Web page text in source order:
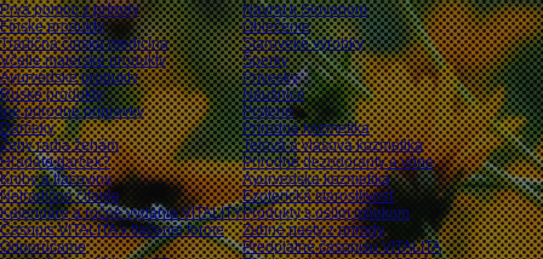
Prvá pomoc z prírody
Fínske produkty
Tradičná čínska medicína
Včelie materské produkty
Ayurvédske produkty
Ruské produkty
Iné prírodné prípravky
Darčeky
Ženy radia ženám
Hľadáte darček?
Knihy a tlačoviny
Netradičné čítanie
Kalendáre a ročné vydania VITALITY
Časopis VITALITA v tlačenej forme
Odporúčame
Návrat k Slovanom
Oblečenie
Staroveké výrobky
Šperky
Prívesky
Náušnice
Prstene
Prírodná kozmetika
Telová a vlasová kozmetika
Prírodné dezodoranty a vône
Ayurvédska kozmetika
Ezoterická starostlivosť
Produkty s oslím mliekom
Zubné pasty z prírody
Predplatné časopisu VITALITA